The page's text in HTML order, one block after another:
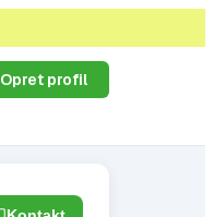
Opret profil